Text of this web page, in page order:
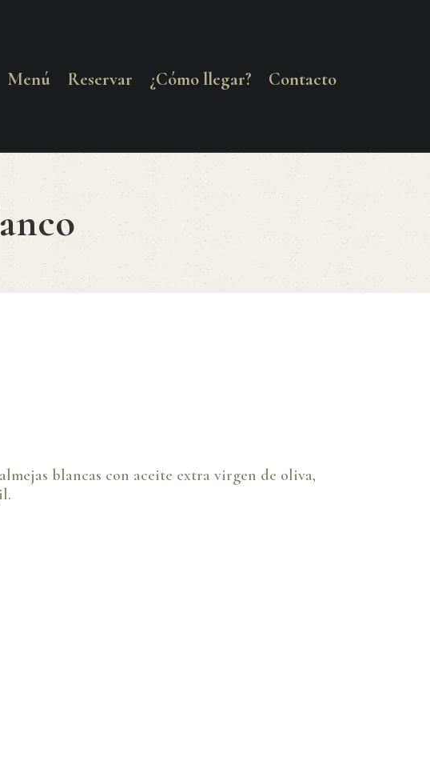
Menú Reservar ¿Cómo llegar? Contacto
blancas con aceite extra virgen de oliva,